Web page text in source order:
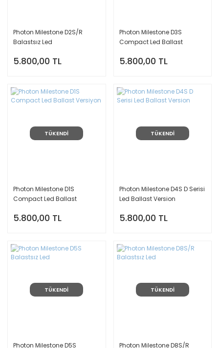
Photon Milestone D2S/R
Balastsız Led
5.800,00 TL
Photon Milestone D3S
Compact Led Ballast
5.800,00 TL
TÜKENDİ
Photon Milestone D1S
Compact Led Ballast
5.800,00 TL
TÜKENDİ
Photon Milestone D4S D Serisi
Led Ballast Version
5.800,00 TL
TÜKENDİ
Photon Milestone D5S
TÜKENDİ
Photon Milestone D8S/R